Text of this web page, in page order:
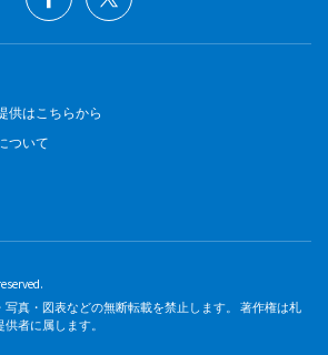
供はこちらから
ついて
真・図表などの無断転載を禁止します。 著作権は札
者に属します。